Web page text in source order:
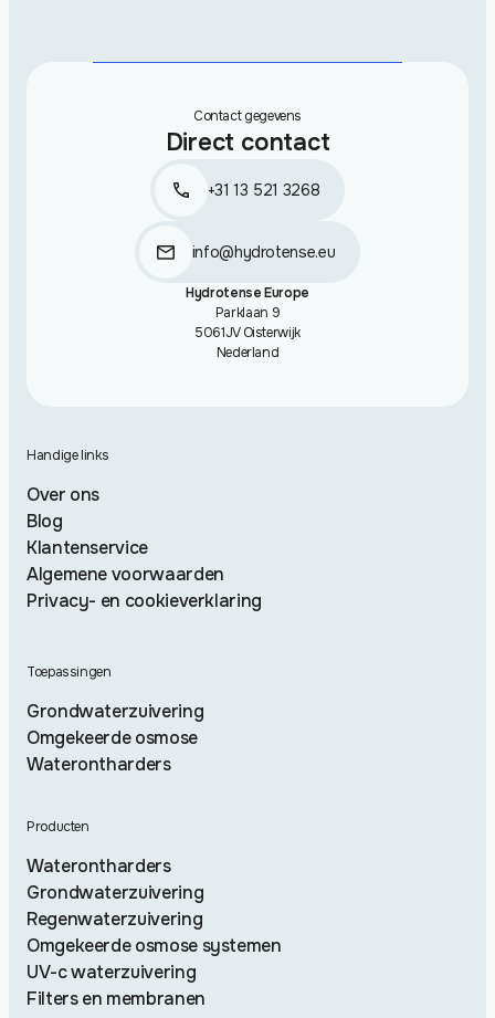
Contact gegevens
Direct contact
+31 13 521 3268
info@hydrotense.eu
Hydrotense Europe
Parklaan 9
5061JV Oisterwijk
Nederland
Handige links
Over ons
Blog
Klantenservice
Algemene voorwaarden
Privacy- en cookieverklaring
Toepassingen
Grondwaterzuivering
Omgekeerde osmose
Waterontharders
Producten
Waterontharders
Grondwaterzuivering
Regenwaterzuivering
Omgekeerde osmose systemen
UV-c waterzuivering
Filters en membranen